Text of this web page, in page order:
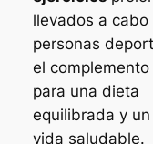
llevados a cabo
personas
el
para una dieta
equilibrada y
vida saludable.